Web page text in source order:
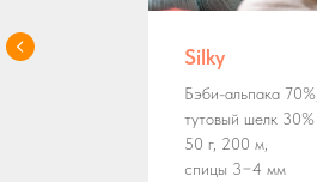
Silky
Бэби-альпака 70%,
тутовый шелк 30%
50 г, 200 м,
спицы 3−4 мм